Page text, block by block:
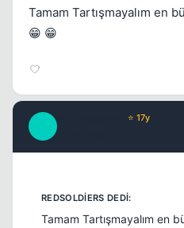
Tamam Tartışmayalım en
😁 😁
⭐ 17y
Tamam Tartışmayalım en